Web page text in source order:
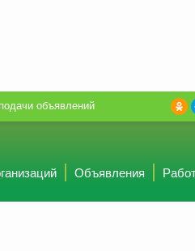
объявлений
Объявления